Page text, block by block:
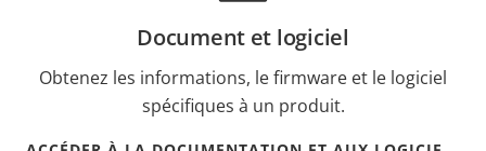
Document et logiciel
Obtenez les informations, le firmware et le logiciel
spécifiques à un produit.